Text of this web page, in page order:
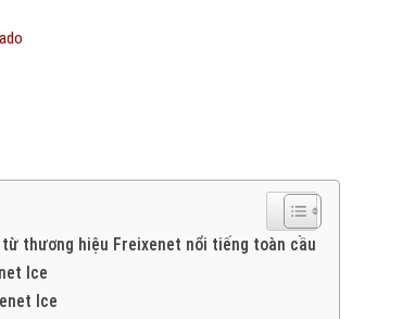
thương hiệu Freixenet nổi tiếng toàn cầu
Ice
Ice